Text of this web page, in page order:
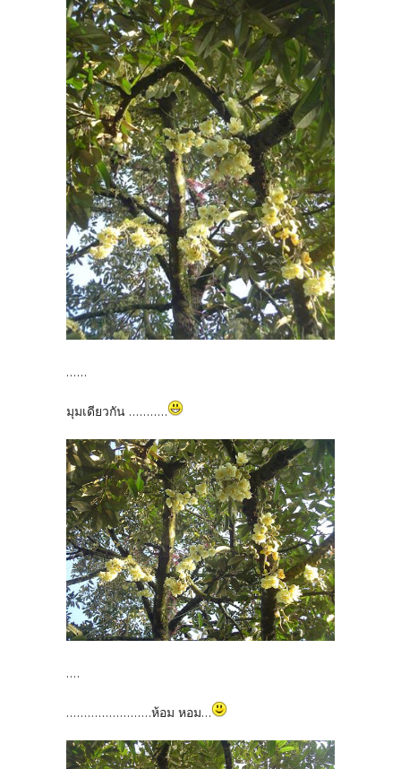
......
มุมเดียวกัน ...........
....
........................ห้อม หอม...